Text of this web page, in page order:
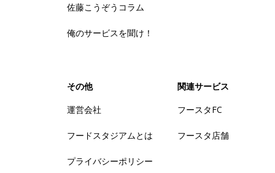
佐藤こうぞうコラム
俺のサービスを聞け！
その他
運営会社
フードスタジアムとは
プライバシーポリシー
関連サービス
フースタFC
フースタ店舗